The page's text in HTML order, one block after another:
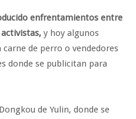
enfrentamientos entre
y hoy algunos
de perro o vendedores
donde se publicitan para
de Yulin, donde se